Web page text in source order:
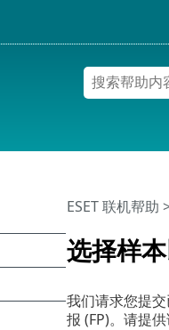
选择样
ESET 联机帮助
我们请求您提
报 (FP)。请提